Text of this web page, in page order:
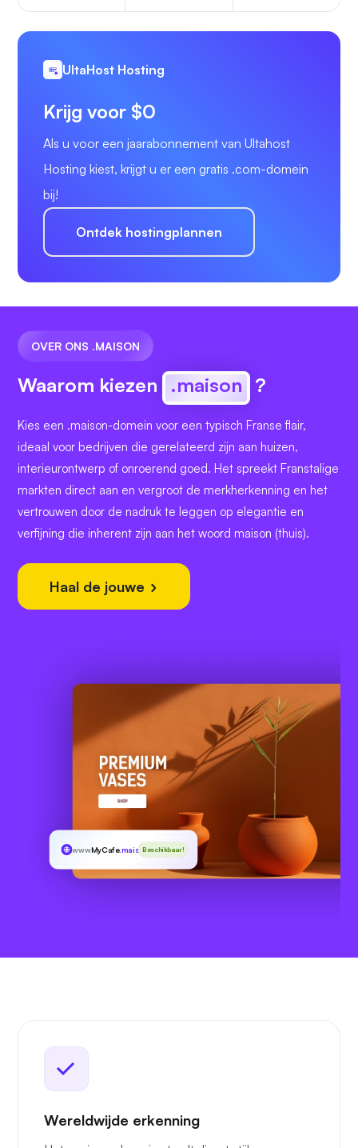
UltaHost Hosting
Krijg voor $0
Als u voor een jaarabonnement van Ultahost
Hosting kiest, krijgt u er een gratis .com-domein
bij!
Ontdek hostingplannen
OVER ONS .MAISON
Waarom kiezen .maison ?
Kies een .maison-domein voor een typisch Franse flair,
ideaal voor bedrijven die gerelateerd zijn aan huizen,
interieurontwerp of onroerend goed. Het spreekt Franstalige
markten direct aan en vergroot de merkherkenning en het
vertrouwen door de nadruk te leggen op elegantie en
verfijning die inherent zijn aan het woord maison (thuis).
Haal de jouwe
wwwMyCafe.maisonBeschikbaar!
Wereldwijde erkenning